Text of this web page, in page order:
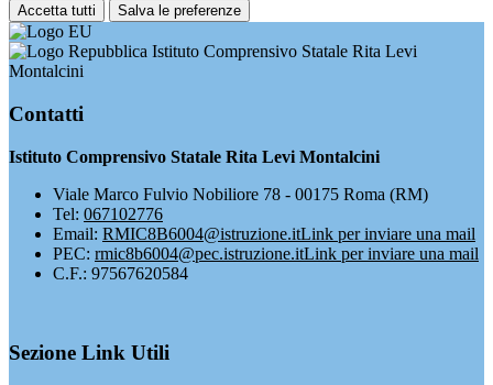
Accetta tutti Salva le preferenze
Istituto Comprensivo Statale Rita Levi
Montalcini
Contatti
Istituto Comprensivo Statale Rita Levi Montalcini
Viale Marco Fulvio Nobiliore 78 - 00175 Roma (RM)
Tel: 067102776
Email: RMIC8B6004@istruzione.itLink per inviare una mail
PEC: rmic8b6004@pec.istruzione.itLink per inviare una mail
C.F.: 97567620584
Sezione Link Utili